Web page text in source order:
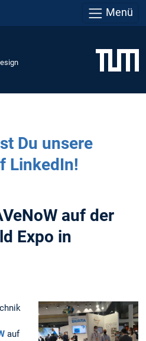
Menü
Du unsere
LinkedIn!
auf der
Expo in
auf